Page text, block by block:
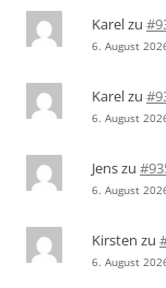
Karelzu
6. August
Karelzu
6. August
Jenszu
6. August
Kirsten zu
6. August